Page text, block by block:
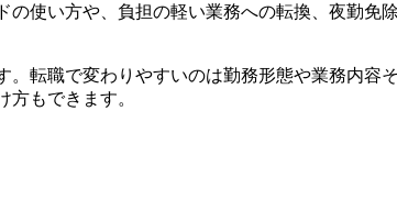
使い方や、負担の軽い業務への転換、夜勤
転職で変わりやすいのは勤務形態や業務内
もできます。